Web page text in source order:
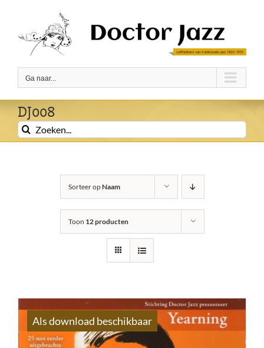
inhoud
Ga naar...
DJ008
Zoeken
naar:
Sorteer opNaam
Toon 12 producten
Als download beschikbaar